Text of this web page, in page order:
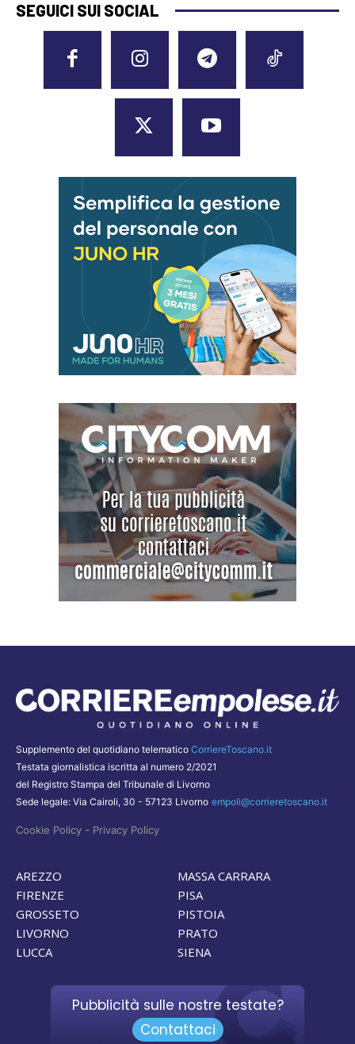
SEGUICI SUI SOCIAL
Supplemento del quotidiano telematico CorriereToscano.it
Testata giornalistica iscritta al numero 2/2021
del Registro Stampa del Tribunale di Livorno
Sede legale: Via Cairoli, 30 - 57123 Livorno empoli@corrieretoscano.it
Cookie Policy - Privacy Policy
AREZZO
FIRENZE
GROSSETO
LIVORNO
LUCCA
MASSA CARRARA
PISA
PISTOIA
PRATO
SIENA
Pubblicità sulle nostre testate?
Contattaci